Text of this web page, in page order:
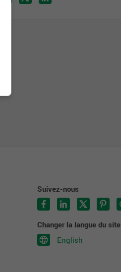
Suivez-nous
Changer la langue du site
English